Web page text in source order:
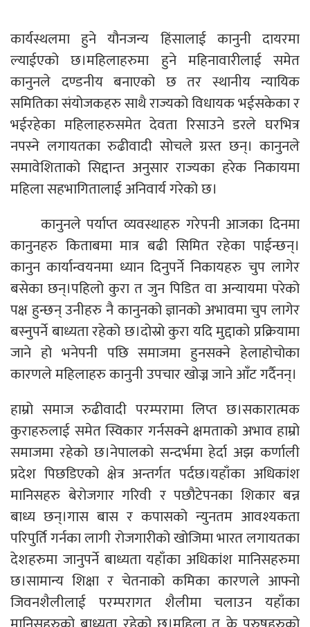
कार्यस्थलमा हुने यौनजन्य हिंसालाई कानुनी दायरमा
ल्याईएको छ।महिलाहरुमा हुने महिनावारीलाई समेत
कानुनले दण्डनीय बनाएको छ तर स्थानीय न्यायिक
समितिका संयोजकहरु साथै राज्यको विधायक भईसकेका र
भईरहेका महिलाहरुसमेत देवता रिसाउने डरले घरभित्र
नपस्ने लगायतका रुढीवादी सोचले ग्रस्त छन्। कानुनले
समावेशिताको सिद्दान्त अनुसार राज्यका हरेक निकायमा
महिला सहभागितालाई अनिवार्य गरेको छ।
कानुनले पर्याप्त व्यवस्थाहरु गरेपनी आजका दिनमा
कानुनहरु किताबमा मात्र बढी सिमित रहेका पाईन्छन्।
कानुन कार्यान्वयनमा ध्यान दिनुपर्ने निकायहरु चुप लागेर
बसेका छन्।पहिलो कुरा त जुन पिडित वा अन्यायमा परेको
पक्ष हुन्छन् उनीहरु नै कानुनको ज्ञानको अभावमा चुप लागेर
बस्नुपर्ने बाध्यता रहेको छ।दोस्रो कुरा यदि मुद्दाको प्रक्रियामा
जाने हो भनेपनी पछि समाजमा हुनसक्ने हेलाहोचोका
कारणले महिलाहरु कानुनी उपचार खोज्न जाने आँट गर्दैनन्।
हाम्रो समाज रुढीवादी परम्परामा लिप्त छ।सकारात्मक
कुराहरुलाई समेत स्विकार गर्नसक्ने क्षमताको अभाव हाम्रो
समाजमा रहेको छ।नेपालको सन्दर्भमा हेर्दा अझ कर्णाली
प्रदेश पिछडिएको क्षेत्र अन्तर्गत पर्दछ।यहाँका अधिकांश
मानिसहरु बेरोजगार गरिवी र पछौटेपनका शिकार बन्न
बाध्य छन्।गास बास र कपासको न्युनतम आवश्यकता
परिपुर्ति गर्नका लागी रोजगारीको खोजिमा भारत लगायतका
देशहरुमा जानुपर्ने बाध्यता यहाँका अधिकांश मानिसहरुमा
छ।सामान्य शिक्षा र चेतनाको कमिका कारणले आफ्नो
जिवनशैलीलाई परम्परागत शैलीमा चलाउन यहाँका